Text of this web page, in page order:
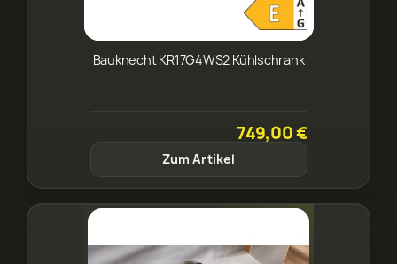
Bauknecht KR17G4WS2 Kühlschrank
749,00 €
Zum Artikel